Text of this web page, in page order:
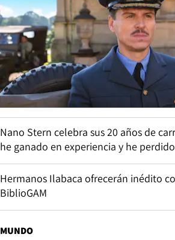
Nano Stern celebra sus 20 años de
he ganado en experiencia y he
Hermanos Ilabaca ofrecerán inédito
BiblioGAM
MUNDO